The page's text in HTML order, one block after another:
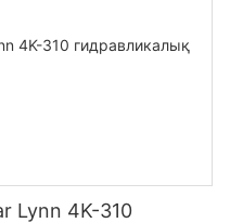
Lynn 4K-310